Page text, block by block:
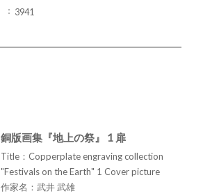
3941
銅版画集『地上の祭』 1 扉
Title：Copperplate engraving collection
"Festivals on the Earth" 1 Cover picture
作家名：武井 武雄